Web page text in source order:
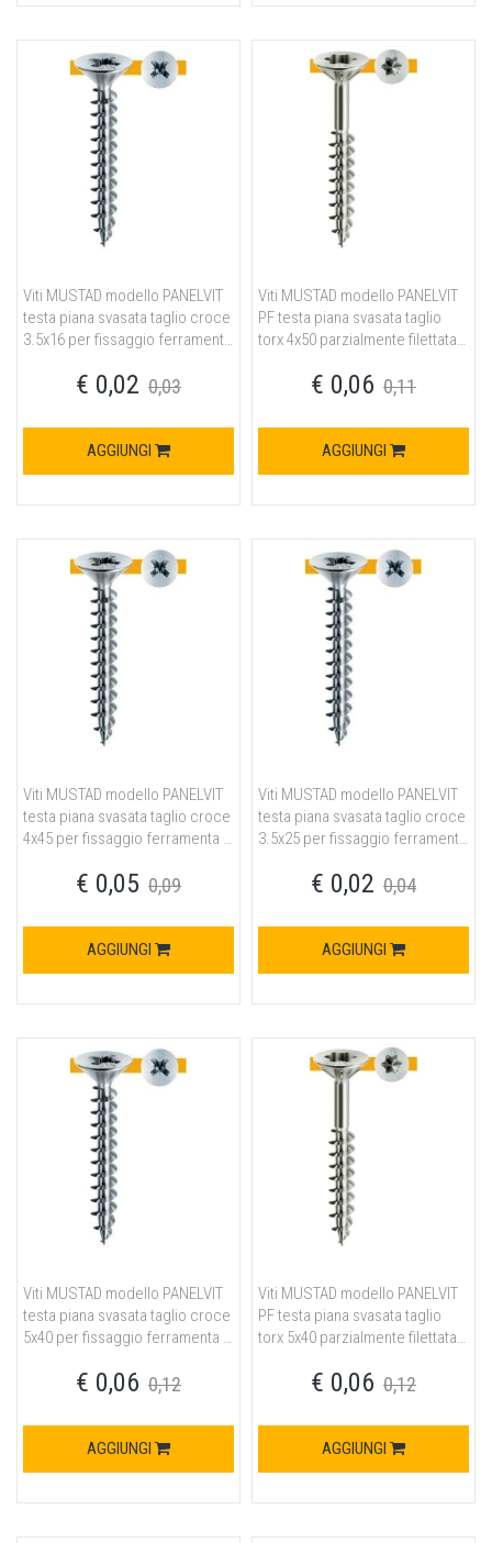
Viti MUSTAD modello PANELVIT
testa piana svasata taglio croce
3.5x16 per fissaggio ferramenta
€ 0,02 0,03
AGGIUNGI
Viti MUSTAD modello PANELVIT
PF testa piana svasata taglio
torx 4x50 parzialmente filettata
acciaio finitura chromiting
€ 0,06 0,11
AGGIUNGI
Viti MUSTAD modello PANELVIT
testa piana svasata taglio croce
4x45 per fissaggio ferramenta in
€ 0,05 0,09
AGGIUNGI
Viti MUSTAD modello PANELVIT
testa piana svasata taglio croce
3.5x25 per fissaggio ferramenta
€ 0,02 0,04
AGGIUNGI
Viti MUSTAD modello PANELVIT
testa piana svasata taglio croce
5x40 per fissaggio ferramenta in
€ 0,06 0,12
AGGIUNGI
Viti MUSTAD modello PANELVIT
PF testa piana svasata taglio
torx 5x40 parzialmente filettata
acciaio finitura chromiting
€ 0,06 0,12
AGGIUNGI